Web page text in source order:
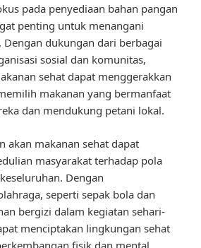
pada penyediaan bahan pangan
penting untuk menangani
Dengan dukungan dari berbagai
sosial dan komunitas,
sehat dapat menggerakkan
makanan yang bermanfaat
dan mendukung petani lokal.
akan makanan sehat dapat
masyarakat terhadap pola
Dengan
seperti sepak bola dan
bergizi dalam kegiatan sehari-
menciptakan lingkungan sehat
fisik dan mental.